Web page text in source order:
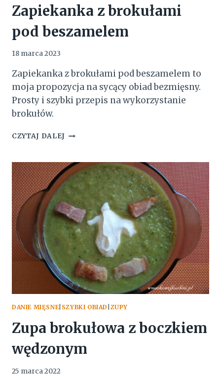
Zapiekanka z brokułami
pod beszamelem
18 marca 2023
Zapiekanka z brokułami pod beszamelem to
moja propozycja na sycący obiad bezmięsny.
Prosty i szybki przepis na wykorzystanie
brokułów.
CZYTAJ DALEJ ZAPIEKANKA
POD
BESZAMELEM
DANIE MIĘSNE| SZYBKI OBIAD ZUPY
Zupa brokułowa z boczkiem
wędzonym
25 marca 2022